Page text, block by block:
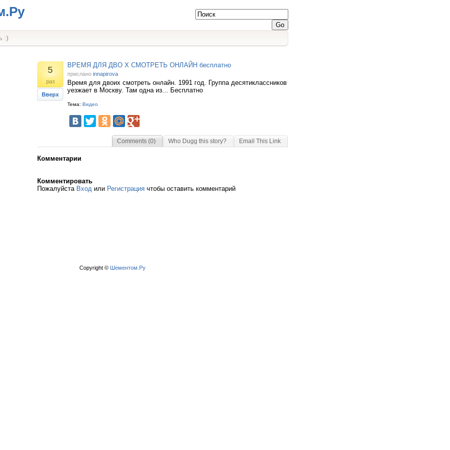
:)
5
раз
Вверх
ВРЕМЯ ДЛЯ ДВО Х СМОТРЕТЬ ОНЛАЙН бесплатно
прислано innapirova
Время для двоих смотреть онлайн. 1991 год. Группа десятиклассников
уезжает в Москву. Там одна из... Бесплатно
Тема: Видео
Comments (0) Who Dugg this story? Email This Link
Комментарии
Комментировать
Пожалуйста Вход или Регистрация чтобы оставить комментарий
Copyright © Шементом.Ру